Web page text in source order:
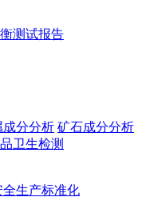
测试报告
成分分析 矿石成分分析
卫生检测
全生产标准化